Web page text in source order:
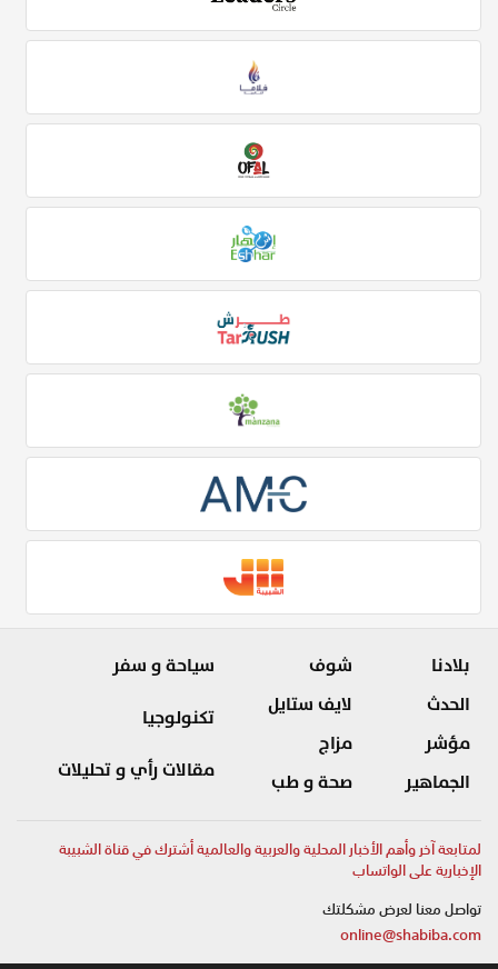
بلادنا
الحدث
مؤشر
الجماهير
شوف
لايف ستايل
مزاج
صحة و طب
سياحة و سفر
تكنولوجيا
مقالات رأي و تحليلات
لمتابعة آخر وأهم الأخبار المحلية والعربية والعالمية أشترك في قناة الشبيبة
الإخبارية على الواتساب
تواصل معنا لعرض مشكلتك
online@shabiba.com